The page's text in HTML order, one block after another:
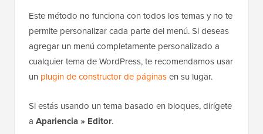
Este método no funciona con todos los temas y no te
permite personalizar cada parte del menú. Si deseas
agregar un menú completamente personalizado a
cualquier tema de WordPress, te recomendamos usar
un plugin de constructor de páginasen su lugar.
Si estás usando un tema basado en bloques, dirígete
a Apariencia» Editor.